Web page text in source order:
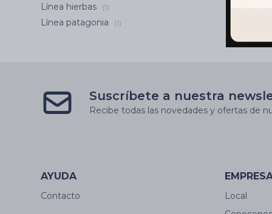
Línea hierbas (1)
Línea patagonia (1)
Suscríbete a nuestra
Recibe todas las novedades y ofertas de
AYUDA
Contacto
Local